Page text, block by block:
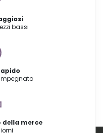
bassi
della merce